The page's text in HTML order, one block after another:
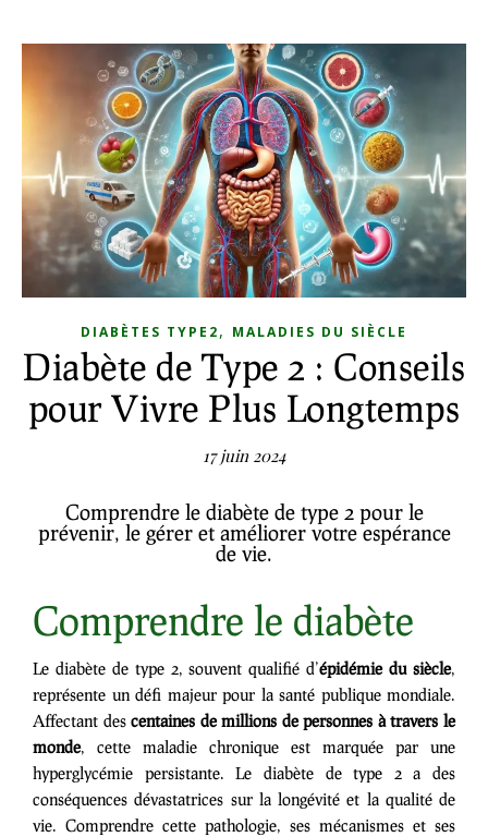
DIABÈTES TYPE2, MALADIES DU SIÈCLE
Diabète de Type 2 : Conseils
pour Vivre Plus Longtemps
17 juin 2024
Comprendre le diabète de type 2 pour le
prévenir, le gérer et améliorer votre espérance
de vie.
Comprendre le diabète
Le diabète de type 2, souvent qualifié d’épidémie du siècle,
représente un défi majeur pour la santé publique mondiale.
Affectant descentaines de millions de personnes à travers le
monde, cette maladie chronique est marquée par une
hyperglycémie persistante. Le diabète de type 2 a des
conséquences dévastatrices sur la longévité et la qualité de
vie. Comprendre cette pathologie, ses mécanismes et ses